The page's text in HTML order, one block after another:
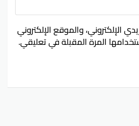
الإلكتروني، والموقع الإلكتروني
المرة المقبلة في تعليقي.